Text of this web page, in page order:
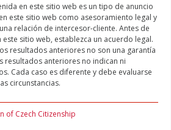
en este sitio web es un tipo de anuncio
este sitio web como asesoramiento legal y
relación de intercesor-cliente. Antes de
sitio web, establezca un acuerdo legal.
resultados anteriores no son una garantía
resultados anteriores no indican ni
Cada caso es diferente y debe evaluarse
circunstancias.